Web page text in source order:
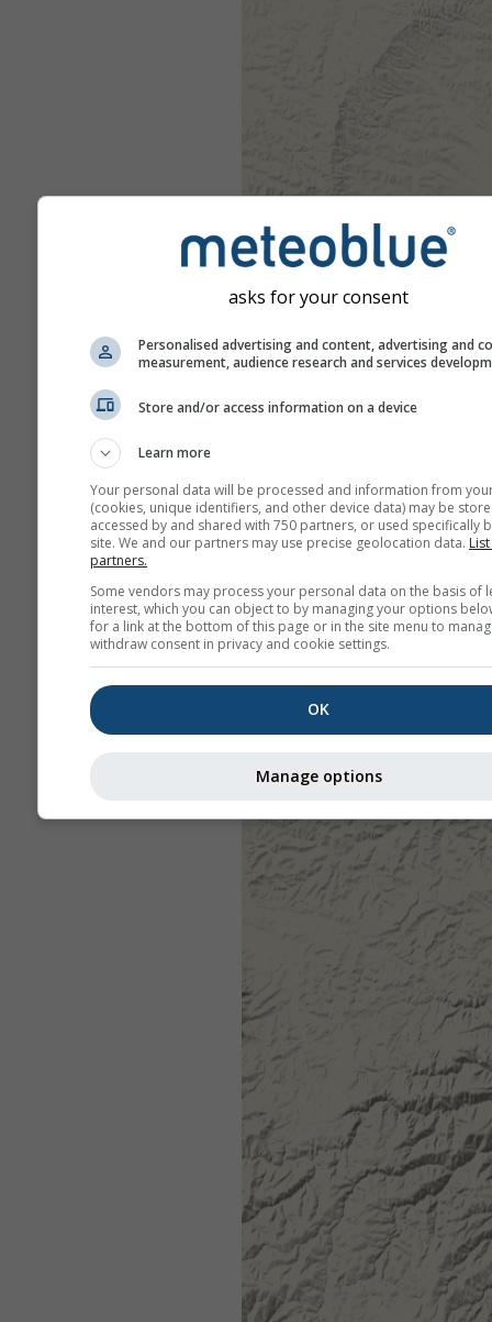
asks for your consent
Personalised advertising and content, advertising and
measurement, audience research and services
Store and/or access information on a device
Learn more
Your personal data will be processed and information from
(cookies, unique identifiers, and other device data) may be
accessed by and shared with 750 partners, or used specifically
site. We and our partners may use precise geolocation data.
partners.
Some vendors may process your personal data on the basis of
interest, which you can object to by managing your options
for a link at the bottom of this page or in the site menu to
withdraw consent in privacy and cookie settings.
OK
Manage options